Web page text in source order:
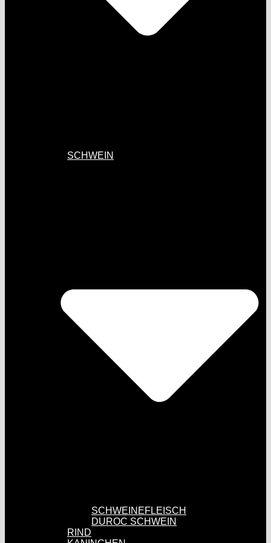
SCHWEIN
SCHWEINEFLEISCH
DUROC SCHWEIN
RIND